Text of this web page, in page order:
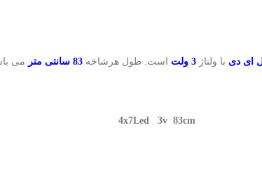
با ولتاژ 3 ولت است. طول هرشاخه 83 سانتی متر می
4x7Led 3v 83cm